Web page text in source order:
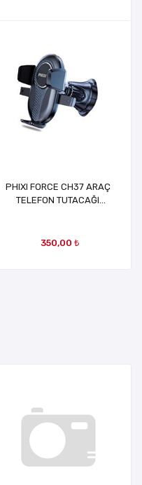
PHIXI FORCE CH37 ARAÇ
TELEFON TUTACAĞI
350,00 ₺